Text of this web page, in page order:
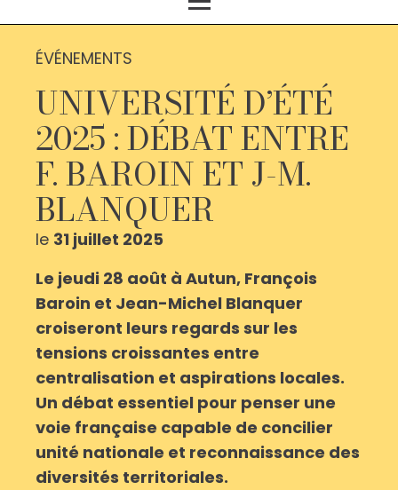
ÉVÉNEMENTS
UNIVERSITÉ D’ÉTÉ
2025 : DÉBAT ENTRE
F. BAROIN ET J-M.
BLANQUER
le 31 juillet 2025
Le jeudi 28 août à Autun, François
Baroin et Jean-Michel Blanquer
croiseront leurs regards sur les
tensions croissantes entre
centralisation et aspirations locales.
Un débat essentiel pour penser une
voie française capable de concilier
unité nationale et reconnaissance des
diversités territoriales.